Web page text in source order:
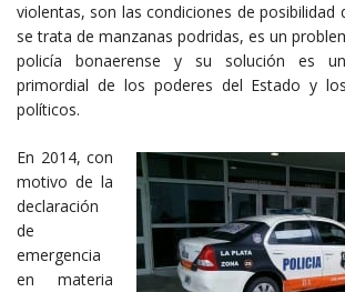
violentas, son las condiciones de posibilidad
se trata de manzanas podridas, es un
policía bonaerense y su solución es
primordial de los poderes del Estado y
políticos.
En 2014, con
motivo de la
declaración
de
emergencia
en materia